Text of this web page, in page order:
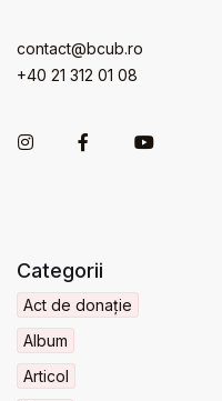
contact@bcub.ro
+40 21 312 01 08
Categorii
Act de donație
Album
Articol